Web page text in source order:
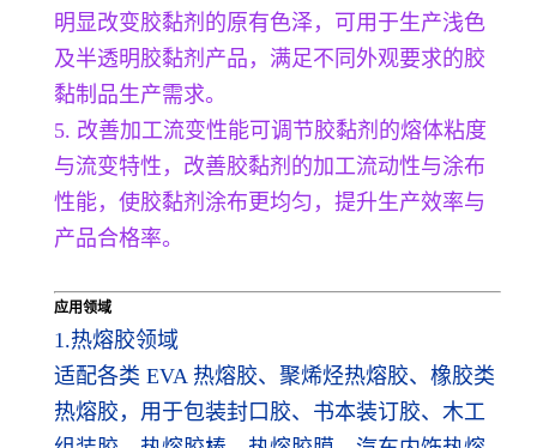
明显改变胶黏剂的原有色泽，可用于生产浅色
及半透明胶黏剂产品，满足不同外观要求的胶
黏制品生产需求。
5. 改善加工流变性能可调节胶黏剂的熔体粘度
与流变特性，改善胶黏剂的加工流动性与涂布
性能，使胶黏剂涂布更均匀，提升生产效率与
产品合格率。
应用领域
1.热熔胶领域
适配各类 EVA 热熔胶、聚烯烃热熔胶、橡胶类
热熔胶，用于包装封口胶、书本装订胶、木工